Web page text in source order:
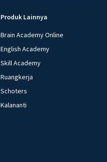
Produk Lainnya
Brain Academy Online
English Academy
Skill Academy
Ruangkerja
Schoters
Kalananti